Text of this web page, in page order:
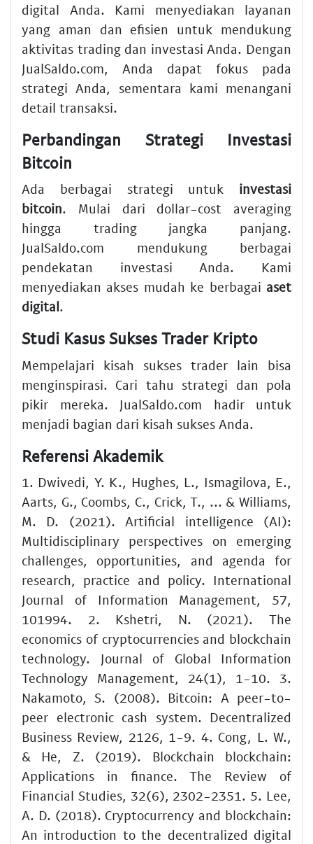
digital Anda. Kami menyediakan layanan
yang aman dan efisien untuk mendukung
aktivitas trading dan investasi Anda. Dengan
JualSaldo.com, Anda dapat fokus pada
strategi Anda, sementara kami menangani
detail transaksi.
Perbandingan Strategi Investasi
Bitcoin
Ada berbagai strategi untuk investasi
bitcoin. Mulai dari dollar-cost averaging
hingga trading jangka panjang.
JualSaldo.com mendukung berbagai
pendekatan investasi Anda. Kami
menyediakan akses mudah ke berbagai aset
digital.
Studi Kasus Sukses Trader Kripto
Mempelajari kisah sukses trader lain bisa
menginspirasi. Cari tahu strategi dan pola
pikir mereka. JualSaldo.com hadir untuk
menjadi bagian dari kisah sukses Anda.
Referensi Akademik
1. Dwivedi, Y. K., Hughes, L., Ismagilova, E.,
Aarts, G., Coombs, C., Crick, T., ... & Williams,
M. D. (2021). Artificial intelligence (AI):
Multidisciplinary perspectives on emerging
challenges, opportunities, and agenda for
research, practice and policy. International
Journal of Information Management, 57,
101994. 2. Kshetri, N. (2021). The
economics of cryptocurrencies and blockchain
technology. Journal of Global Information
Technology Management, 24(1), 1-10. 3.
Nakamoto, S. (2008). Bitcoin: A peer-to-
peer electronic cash system. Decentralized
Business Review, 2126, 1-9. 4. Cong, L. W.,
& He, Z. (2019). Blockchain blockchain:
Applications in finance. The Review of
Financial Studies, 32(6), 2302-2351. 5. Lee,
A. D. (2018). Cryptocurrency and blockchain:
An introduction to the decentralized digital